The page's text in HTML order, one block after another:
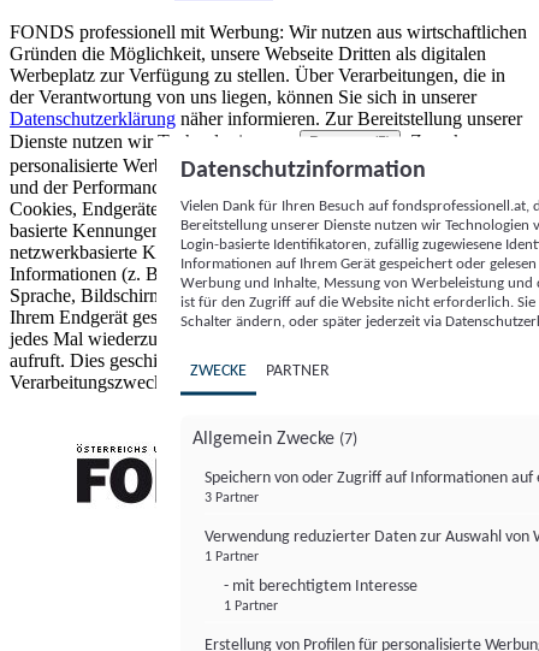
FONDS professionell mit Werbung: Wir nutzen aus wirtschaftlichen
Gründen die Möglichkeit, unsere Webseite Dritten als digitalen
Werbeplatz zur Verfügung zu stellen. Über Verarbeitungen, die in
der Verantwortung von uns liegen, können Sie sich in unserer
Datenschutzerklärung näher informieren. Zur Bereitstellung unserer
Dienste nutzen wir Technologien von
Partnern (5)
. Zwecke:
personalisierte Werbung und Inhalte, Messung von Werbeleistung
und der Performance von Inhalten sowie Zielgruppenforschung.
Cookies, Endgeräte- oder ähnliche Online-Kennungen (z. B. login-
basierte Kennungen, zufällig generierte Kennungen,
netzwerkbasierte Kennungen) können zusammen mit anderen
Informationen (z. B. Browsertyp und Browserinformationen,
Sprache, Bildschirmgröße, unterstützte Technologien usw.) auf
Ihrem Endgerät gespeichert oder von dort ausgelesen werden, um es
jedes Mal wiederzuerkennen, wenn es eine App oder einer Webseite
aufruft. Dies geschieht für einen oder mehrere der hier aufgeführten
Verarbeitungszwecke.
Datenschutzinformation
Vielen Dank für Ihren Besuch auf
Bereitstellung unserer Dienste nutzen wir Technologien
Login-basierte Identifikatoren, zufällig zugewiesene
Informationen auf Ihrem Gerät gespeichert oder
Werbung und Inhalte, Messung von Werbeleistung
ist für den Zugriff auf die Website nicht erforderlich.
Schalter ändern, oder später jederzeit via
ZWECKE PARTNER
Allgemein Zwecke (7)
Speichern von oder Zugriff auf Informationen auf
3 Partner
Verwendung reduzierter Daten zur Auswahl von
1 Partner
- mit berechtigtem Interesse
1 Partner
Erstellung von Profilen für personalisierte
FONDS professionell